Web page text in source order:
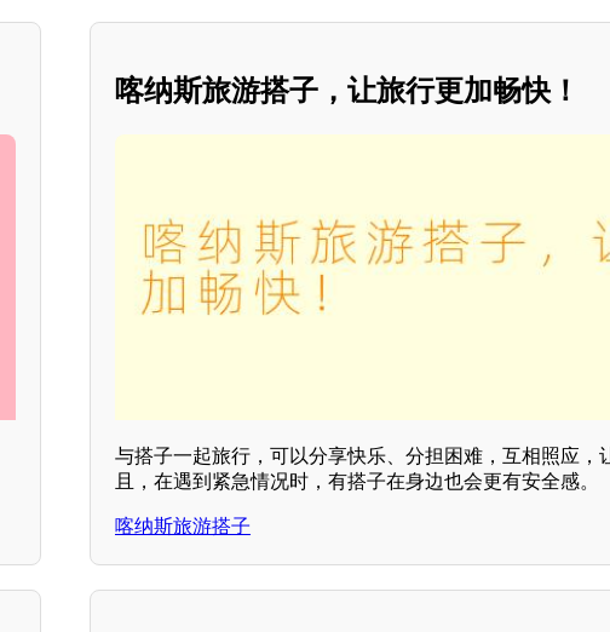
喀纳斯旅游搭子，让旅行更加畅快！
与搭子一起旅行，可以分享快乐、分担困难，互相照应，
且，在遇到紧急情况时，有搭子在身边也会更有安全感。
喀纳斯旅游搭子